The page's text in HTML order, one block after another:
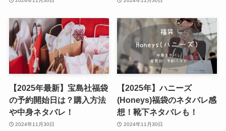
【2025年最新】宝島社福袋
の予約開始日は？購入方法
や中身ネタバレ！
2024年11月30日
【2025年】ハニーズ
(Honeys)福袋のネタバレ感
想！靴下ネタバレも！
2024年11月30日